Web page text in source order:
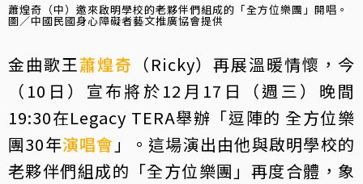
蕭煌奇（中）邀來啟明學校的老夥伴們組成的「全方位樂團」開唱。
圖／中國民國身心障礙者藝文推廣協會提供
金曲歌王蕭煌奇 （Ricky）再展溫暖情懷，今
（10日）宣布將於12月17日（週三）晚間
19:30在Legacy TERA舉辦「逗陣的 全方位樂
團30年演唱會 」。這場演出由他與啟明學校的
老夥伴們組成的「全方位樂團」再度合體，象